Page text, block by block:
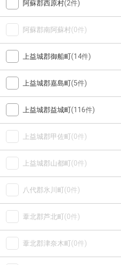
阿蘇郡西原村(2件)
阿蘇郡南阿蘇村(0件)
上益城郡御船町(14件)
上益城郡嘉島町(5件)
上益城郡益城町(116件)
上益城郡甲佐町(0件)
上益城郡山都町(0件)
八代郡氷川町(0件)
葦北郡芦北町(0件)
葦北郡津奈木町(0件)